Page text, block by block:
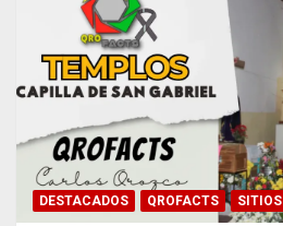
DESTACADOS QROFACTS SITIOS